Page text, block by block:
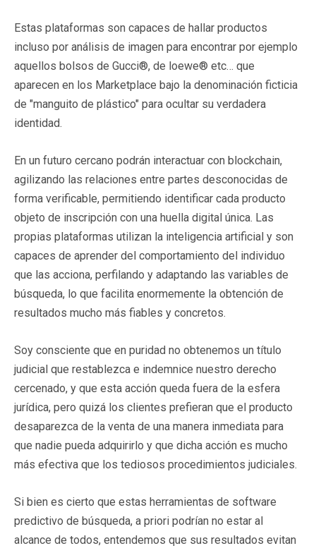
Estas plataformas son capaces de hallar productos
incluso por análisis de imagen para encontrar por ejemplo
aquellos bolsos de Gucci®, de loewe® etc… que
aparecen en los Marketplace bajo la denominación ficticia
de "manguito de plástico" para ocultar su verdadera
identidad.
En un futuro cercano podrán interactuar con blockchain,
agilizando las relaciones entre partes desconocidas de
forma verificable, permitiendo identificar cada producto
objeto de inscripción con una huella digital única. Las
propias plataformas utilizan la inteligencia artificial y son
capaces de aprender del comportamiento del individuo
que las acciona, perfilando y adaptando las variables de
búsqueda, lo que facilita enormemente la obtención de
resultados mucho más fiables y concretos.
Soy consciente que en puridad no obtenemos un título
judicial que restablezca e indemnice nuestro derecho
cercenado, y que esta acción queda fuera de la esfera
jurídica, pero quizá los clientes prefieran que el producto
desaparezca de la venta de una manera inmediata para
que nadie pueda adquirirlo y que dicha acción es mucho
más efectiva que los tediosos procedimientos judiciales.
Si bien es cierto que estas herramientas de software
predictivo de búsqueda, a priori podrían no estar al
alcance de todos, entendemos que sus resultados evitan